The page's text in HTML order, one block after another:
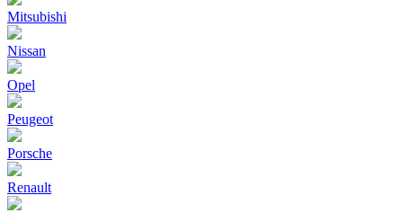
Mitsubishi
Nissan
Opel
Peugeot
Porsche
Renault